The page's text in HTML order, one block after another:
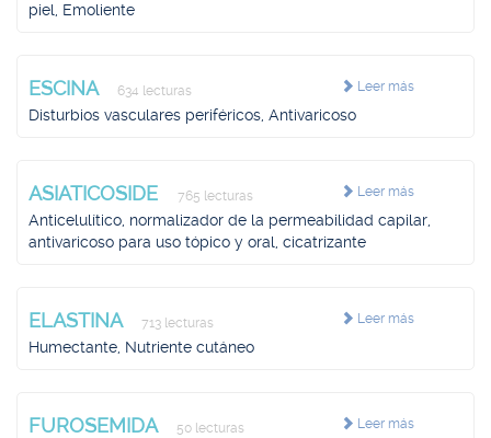
piel, Emoliente
Leer más
ESCINA 634 lecturas
Disturbios vasculares periféricos, Antivaricoso
Leer más
ASIATICOSIDE 765 lecturas
Anticelulítico, normalizador de la permeabilidad capilar,
antivaricoso para uso tópico y oral, cicatrizante
Leer más
ELASTINA 713 lecturas
Humectante, Nutriente cutáneo
Leer más
FUROSEMIDA 50 lecturas